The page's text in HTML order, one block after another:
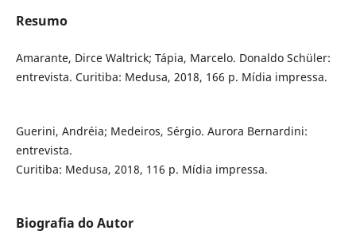
Resumo
Amarante, Dirce Waltrick; Tápia, Marcelo. Donaldo Schüler:
entrevista. Curitiba: Medusa, 2018, 166 p. Mídia impressa.
Guerini, Andréia; Medeiros, Sérgio. Aurora Bernardini:
entrevista.
Curitiba: Medusa, 2018, 116 p. Mídia impressa.
Biografia do Autor